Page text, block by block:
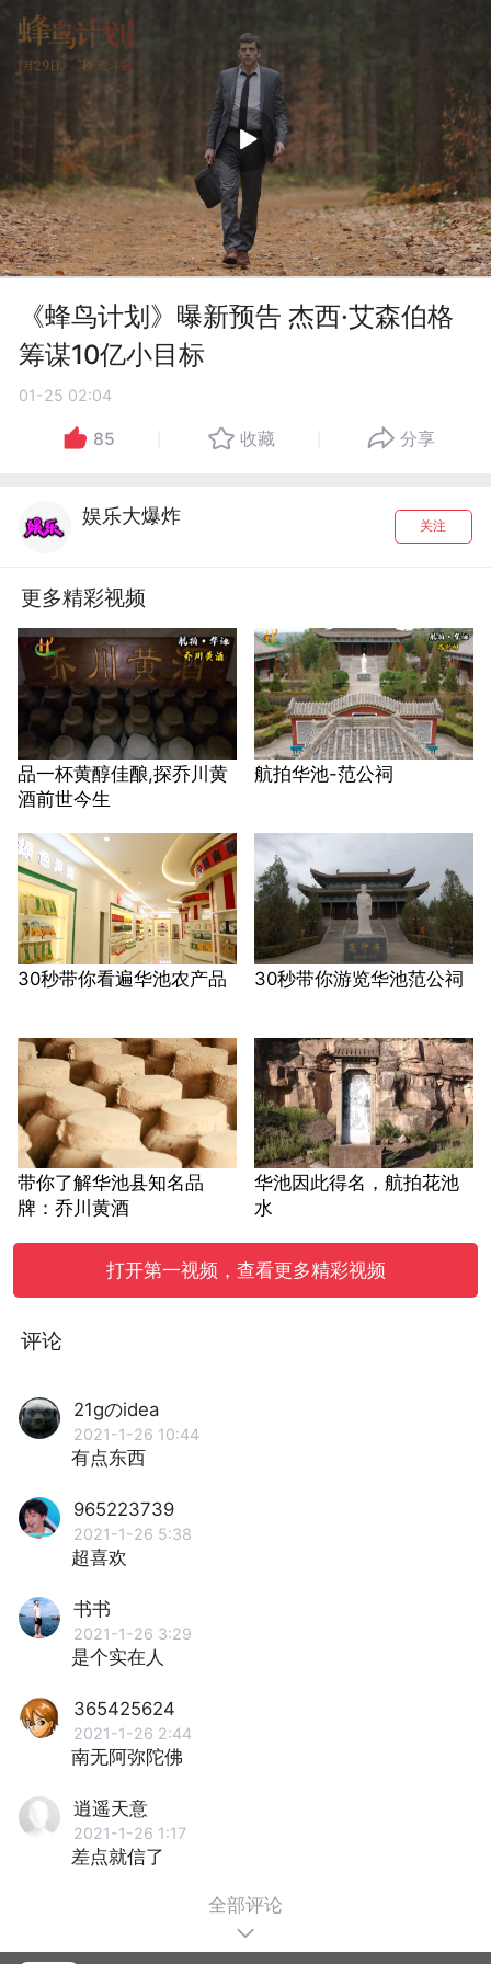
《蜂鸟计划》曝新预告 杰西·艾森伯格
筹谋10亿小目标
01-25 02:04
85 收藏 分享
娱乐大爆炸 关注
更多精彩视频
品一杯黄醇佳酿,探乔川黄
酒前世今生
航拍华池-范公祠
30秒带你看遍华池农产品 30秒带你游览华池范公祠
带你了解华池县知名品
牌：乔川黄酒
华池因此得名，航拍花池
水
打开第一视频，查看更多精彩视频
评论
21gのidea
2021-1-26 10:44
有点东西
965223739
2021-1-26 5:38
超喜欢
书书
2021-1-26 3:29
是个实在人
365425624
2021-1-26 2:44
南无阿弥陀佛
逍遥天意
2021-1-26 1:17
差点就信了
全部评论